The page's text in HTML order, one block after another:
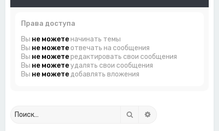
Права доступа
Вы не можетеначинать темы
Вы не можетеотвечать на сообщения
Вы не можетередактировать свои сообщения
Вы не можетеудалять свои сообщения
Вы не можетедобавлять вложения
Поиск